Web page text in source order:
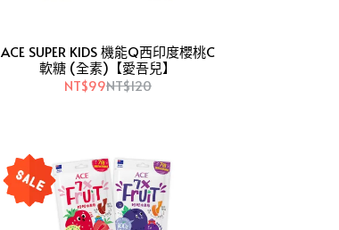
ACE SUPER KIDS 機能Q西印度櫻桃C
軟糖 (全素)【愛吾兒】
NT$99NT$120